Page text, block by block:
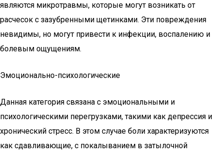
являются микротравмы, которые могут возникать от
расчесок с зазубренными щетинками. Эти повреждения
невидимы, но могут привести к инфекции, воспалению и
болевым ощущениям.
Эмоционально-психологические
Данная категория связана с эмоциональными и
психологическими перегрузками, такими как депрессия и
хронический стресс. В этом случае боли характеризуются
как сдавливающие, с покалыванием в затылочной